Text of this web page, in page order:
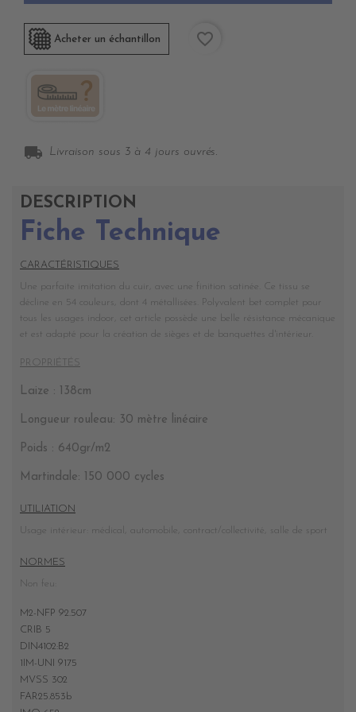
Acheter un échantillon favorite_border
local_shipping Livraison sous 3 à 4 jours ouvrés.
DESCRIPTION
Fiche Technique
CARACTÉRISTIQUES
Une parfaite imitation du cuir, avec une finition satinée. Ce tissu se
décline en 54 couleurs, dont 4 métallisées. Polyvalent bet complet pour
tous les usages indoor, cet article possède une belle résistance mécanique
et est adapté pour la création de sièges et de banquettes d'intérieur.
PROPRIÉTÉS
Laize : 138cm
Longueur rouleau: 30 mètre linéaire
Poids : 640gr/m2
Martindale: 150 000 cycles
UTILIATION
Usage intérieur: médical, automobile, contract/collectivité, salle de sport
NORMES
Non feu:
M2-NFP 92.507
CRIB 5
DIN4102:B2
1IM-UNI 9175
MVSS 302
FAR25.853b